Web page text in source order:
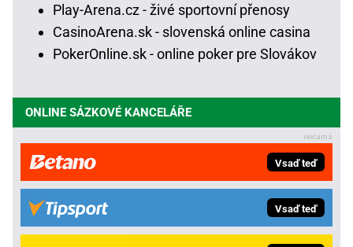
Play-Arena.cz - živé sportovní přenosy
CasinoArena.sk - slovenská online casina
PokerOnline.sk - online poker pre Slovákov
ONLINE SÁZKOVÉ KANCELÁŘE
Vsaď teď
Vsaď teď